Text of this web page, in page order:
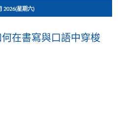
2026(星期六)
在書寫與口語中穿梭